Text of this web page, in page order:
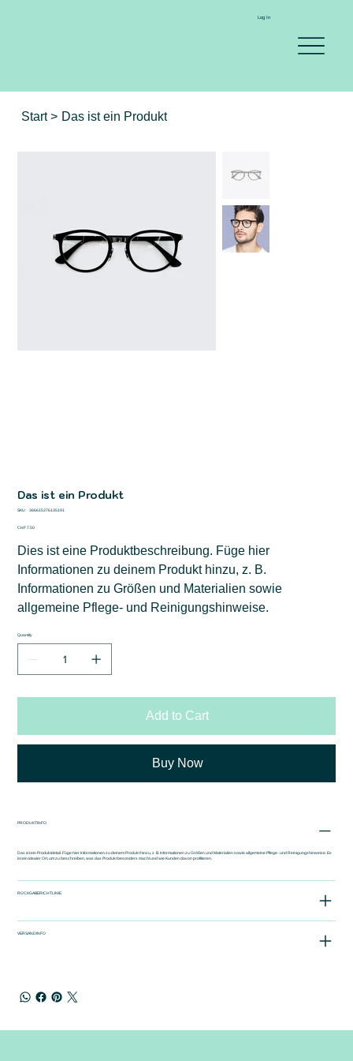
Log In
Start > Das ist ein Produkt
Das ist ein Produkt
SKU:
SKU
366615376135191
Price
CHF 7.50
Dies ist eine Produktbeschreibung. Füge hier
Informationen zu deinem Produkt hinzu, z. B.
Informationen zu Größen und Materialien sowie
allgemeine Pflege- und Reinigungshinweise.
Quantity
Add to Cart
Buy Now
PRODUKTINFO
Das ist ein Produktdetail. Füge hier Informationen zu deinem Produkt hinzu, z. B. Informationen zu Größen und Materialien sowie allgemeine Pflege- und Reinigungshinweise. Es
ist ein idealer Ort, um zu beschreiben, was das Produkt besonders macht und wie Kunden davon profitieren.
RÜCKGABERICHTLINIE
VERSANDINFO